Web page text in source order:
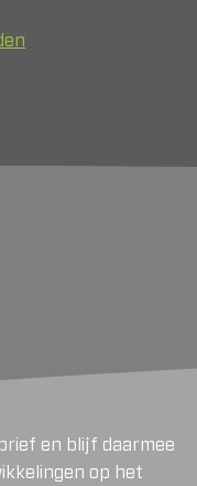
en blijf daarmee
op het